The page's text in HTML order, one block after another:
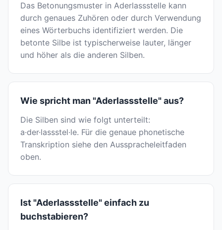
Das Betonungsmuster in Aderlassstelle kann
durch genaues Zuhören oder durch Verwendung
eines Wörterbuchs identifiziert werden. Die
betonte Silbe ist typischerweise lauter, länger
und höher als die anderen Silben.
Wie spricht man "Aderlassstelle" aus?
Die Silben sind wie folgt unterteilt:
a·der·lassstel·le. Für die genaue phonetische
Transkription siehe den Ausspracheleitfaden
oben.
Ist "Aderlassstelle" einfach zu
buchstabieren?